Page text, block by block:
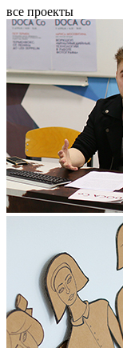
все проекты